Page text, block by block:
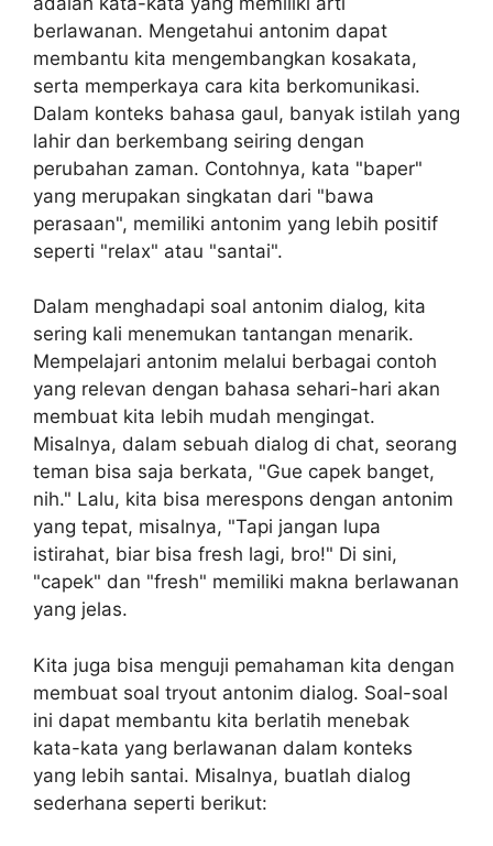
berlawanan. Mengetahui antonim dapat
membantu kita mengembangkan kosakata,
serta memperkaya cara kita berkomunikasi.
Dalam konteks bahasa gaul, banyak istilah yang
lahir dan berkembang seiring dengan
perubahan zaman. Contohnya, kata "baper"
yang merupakan singkatan dari "bawa
perasaan", memiliki antonim yang lebih positif
seperti "relax" atau "santai".
Dalam menghadapi soal antonim dialog, kita
sering kali menemukan tantangan menarik.
Mempelajari antonim melalui berbagai contoh
yang relevan dengan bahasa sehari-hari akan
membuat kita lebih mudah mengingat.
Misalnya, dalam sebuah dialog di chat, seorang
teman bisa saja berkata, "Gue capek banget,
nih." Lalu, kita bisa merespons dengan antonim
yang tepat, misalnya, "Tapi jangan lupa
istirahat, biar bisa fresh lagi, bro!" Di sini,
"capek" dan "fresh" memiliki makna berlawanan
yang jelas.
Kita juga bisa menguji pemahaman kita dengan
membuat soal tryout antonim dialog. Soal-soal
ini dapat membantu kita berlatih menebak
kata-kata yang berlawanan dalam konteks
yang lebih santai. Misalnya, buatlah dialog
sederhana seperti berikut: